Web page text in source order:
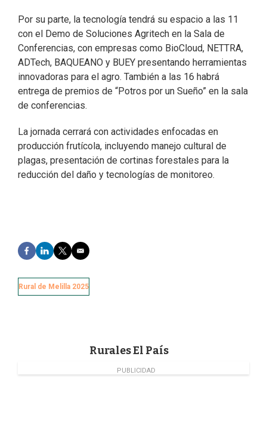
Por su parte, la tecnología tendrá su espacio a las 11
con el Demo de Soluciones Agritech en la Sala de
Conferencias, con empresas como BioCloud, NETTRA,
ADTech, BAQUEANO y BUEY presentando herramientas
innovadoras para el agro. También a las 16 habrá
entrega de premios de “Potros por un Sueño” en la sala
de conferencias.
La jornada cerrará con actividades enfocadas en
producción frutícola, incluyendo manejo cultural de
plagas, presentación de cortinas forestales para la
reducción del daño y tecnologías de monitoreo.
F
a
e
b
L
i
k
e
T
w
t
t
E
m
i
l
Rural de Melilla 2025
Rurales El País
PUBLICIDAD